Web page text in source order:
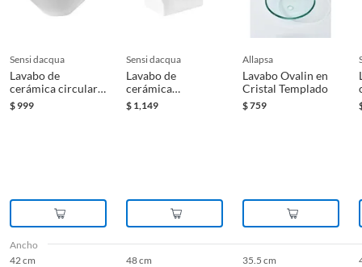
sensi dacqua
Lavabo de
cerámica circular
42 cm
$999
sensi dacqua
Lavabo de
cerámica
rectangular 38x48
cm
$ 1,149
allapsa
Lavabo Ovalin en
Cristal Templado
$759
Ancho
42 cm
48 cm 35.5 cm